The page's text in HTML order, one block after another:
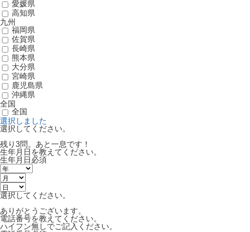
愛媛県
高知県
九州
福岡県
佐賀県
長崎県
熊本県
大分県
宮崎県
鹿児島県
沖縄県
全国
全国
選択しました
選択してください。
残り3問。あと一息です！
生年月日を教えてください。
生年月日 必須
選択してください。
ありがとうございます。
電話番号を教えてください。
ハイフン無しでご記入ください。